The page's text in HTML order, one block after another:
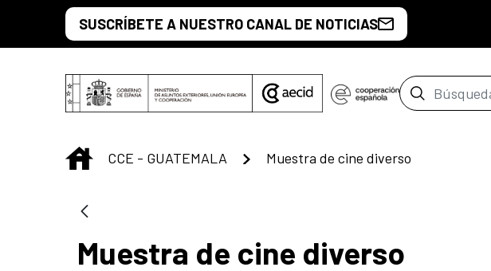
Saltar al contenido principal
SUSCRÍBETE A NUESTRO CANAL DE NOTICIAS
Barra de
INICIO
CCE - GUATEMALA Muestra de cine diverso
Muestra de cine diverso